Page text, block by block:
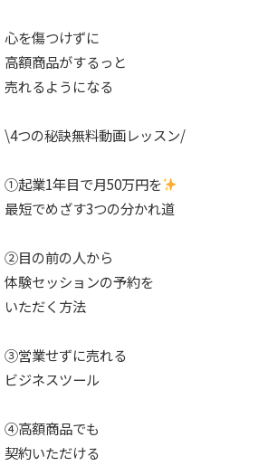
心を傷つけずに
高額商品がするっと
売れるようになる
\4つの秘訣無料動画レッスン/
①起業1年目で月50万円を
最短でめざす3つの分かれ道
②目の前の人から
体験セッションの予約を
いただく方法
③営業せずに売れる
ビジネスツール
④高額商品でも
契約いただける